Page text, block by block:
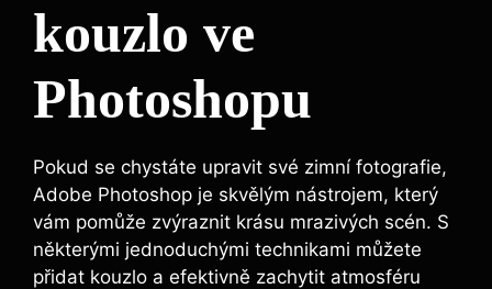
kouzlo ve
Photoshopu
Pokud se chystáte upravit své zimní fotografie,
Adobe Photoshop je skvělým nástrojem, který
vám pomůže zvýraznit krásu mrazivých scén. S
některými jednoduchými technikami můžete
přidat kouzlo a efektivně zachytit atmosféru